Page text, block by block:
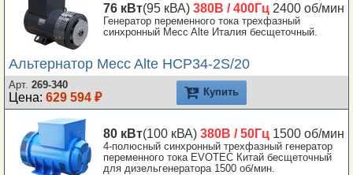
76 кВт(95 кВА) 380В / 400Гц 2400 об/мин
Генератор переменного тока трехфазный
синхронный Mecc Alte Италия бесщеточный.
Альтернатор Mecc Alte HCP34-2S/20
Арт. 269-340
Цена: 629 594 ₽ Купить
80 кВт(100 кВА) 380В / 50Гц 1500 об/мин
4-полюсный синхронный трехфазный генератор
переменного тока EVOTEC Китай бесщеточный
для дизельгенератора 1500 об/мин.